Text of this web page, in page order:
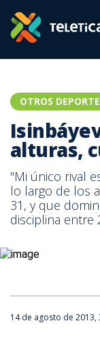
OTROS
alturas,
"Mi único rival
lo largo de los
31, y que
disciplina entre
14 de agosto de 2013,